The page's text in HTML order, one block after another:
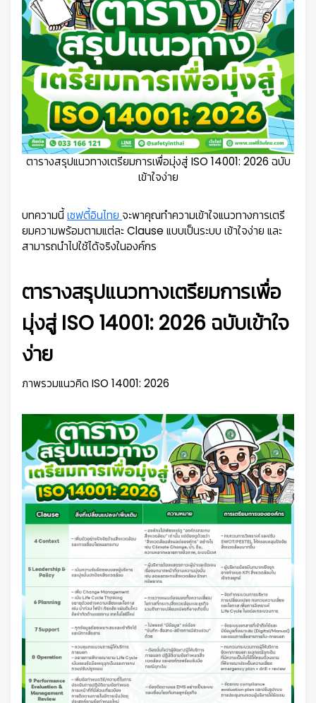
👷
ตารางสรุปแนวทางเตรียมการเพื่อมุ่งสู่ ISO 14001: 2026 ฉบับ
เข้าใจง่าย
บทความนี้ เซฟตี้อินไทย จะพาคุณทำความเข้าใจแนวทางการเตรี
ยมความพร้อมตามแต่ละ Clause แบบเป็นระบบ เข้าใจง่าย และ
สามารถนำไปใช้ได้จริงในองค์กร
ตารางสรุปแนวทางเตรียมการเพื่อ
มุ่งสู่ ISO 14001: 2026 ฉบับเข้าใจ
ง่าย
ภาพรวมแนวคิด ISO 14001: 2026